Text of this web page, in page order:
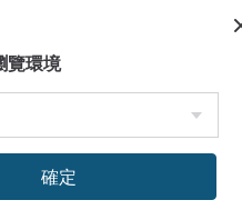
覽環境
確定